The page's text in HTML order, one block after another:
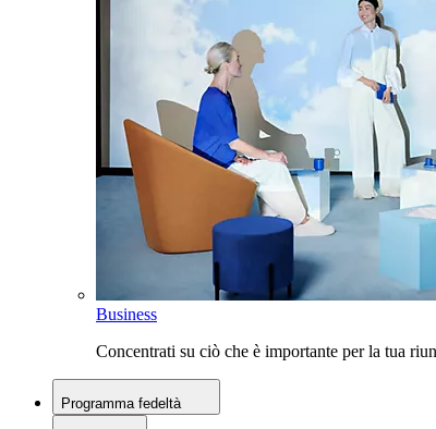
Business
Concentrati su ciò che è importante per la tua
Programma fedeltà